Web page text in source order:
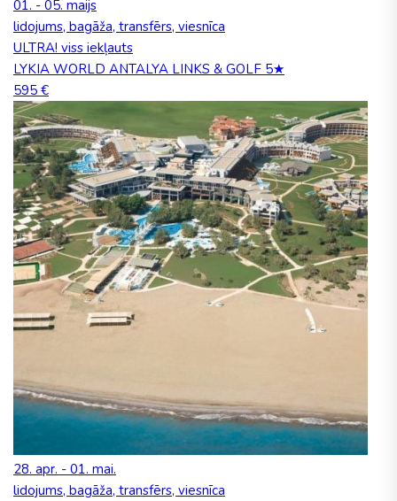
01. - 05. maijs
lidojums, bagāža, transfērs, viesnīca
ULTRA! viss iekļauts
LYKIA WORLD ANTALYA LINKS & GOLF 5★
595 €
28. apr. - 01. mai.
lidojums, bagāža, transfērs, viesnīca